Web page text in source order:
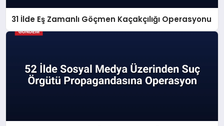
31 İlde Eş Zamanlı Göçmen Kaçakçılığı Operasyonu